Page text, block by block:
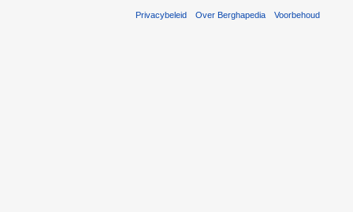
Privacybeleid Over Berghapedia Voorbehoud